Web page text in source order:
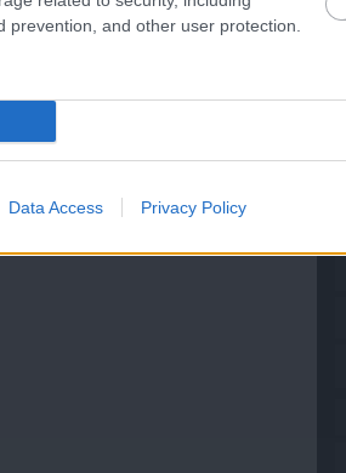
and other user protection.
Data Access Privacy Policy